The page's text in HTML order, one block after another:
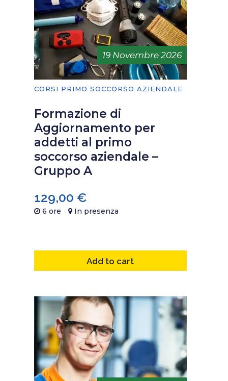
19 Novembre 2026
CORSI PRIMO SOCCORSO AZIENDALE
Formazione di
Aggiornamento per
addetti al primo
soccorso aziendale –
Gruppo A
129,00 €
6 ore In presenza
Add to cart